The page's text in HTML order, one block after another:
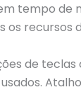
tempo de
os recursos
de teclas